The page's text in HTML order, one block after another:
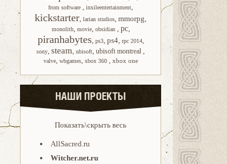
from software , inxileentertainment,
kickstarter, larian studios, mmorpg,
monolith, movie, obsidian , pc,
piranhabytes, ps3, ps4, rpc 2014,
sony, steam, ubisoft, ubisoft montreal ,
valve, wbgames, xbox 360 , xbox one
НАШИ ПРОЕКТЫ
Показать\скрыть весь
AllSacred.ru
Witcher.net.ru